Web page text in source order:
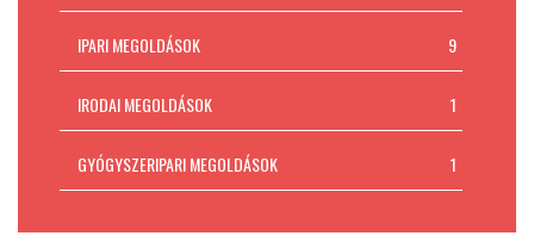
IPARI MEGOLDÁSOK 9
IRODAI MEGOLDÁSOK 1
GYÓGYSZERIPARI MEGOLDÁSOK 1